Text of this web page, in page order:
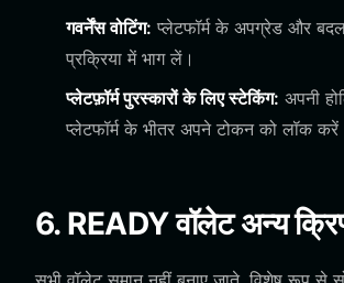
गवर्नेंस वोटिंग: प्लेटफॉर्म के अपग्रेड और
प्रक्रिया में भाग लें।
प्लेटफ़ॉर्म पुरस्कारों के लिए स्टेकिंग: अपनी
प्लेटफॉर्म के भीतर अपने टोकन को लॉक
6. READY वॉलेट अन्य